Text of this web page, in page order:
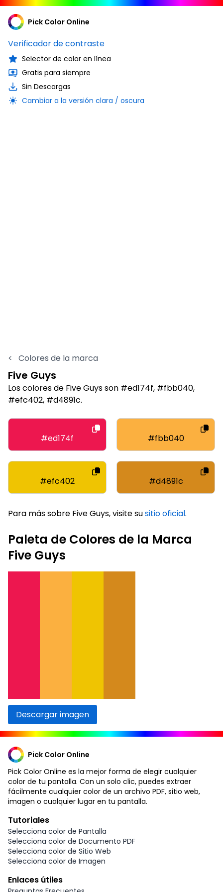
Pick Color Online
Verificador de contraste
Selector de color en línea
Gratis para siempre
Sin Descargas
Cambiar a la versión clara / oscura
< Colores de la marca
Five Guys
Los colores de Five Guys son #ed174f, #fbb040,
#efc402, #d4891c.
#ed174f #fbb040
#efc402 #d4891c
Para más sobre Five Guys, visite susitio oficial.
Paleta de Colores de la Marca
Five Guys
Descargar imagen
Pick Color Online
Pick Color Online es la mejor forma de elegir cualquier
color de tu pantalla. Con un solo clic, puedes extraer
fácilmente cualquier color de un archivo PDF, sitio web,
imagen o cualquier lugar en tu pantalla.
Tutoriales
Selecciona color de Pantalla
Selecciona color de Documento PDF
Selecciona color de Sitio Web
Selecciona color de Imagen
Enlaces útiles